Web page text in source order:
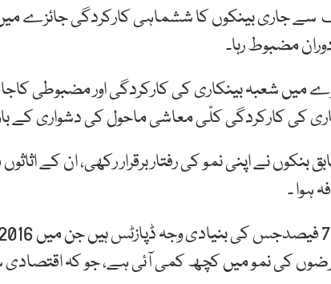
مضبوط رہا۔
شعبہ بینکاری کی کارکردگی اور مضبوطی
کی کارکردگی کلّی معاشی ماحول کی دشواری کے
کی نمو میں کچھ کمی آئی ہے، جو کہ